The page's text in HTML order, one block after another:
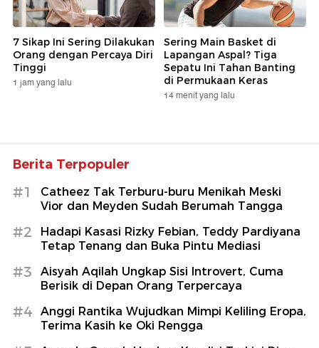
7 Sikap Ini Sering Dilakukan
Orang dengan Percaya Diri
Tinggi
1 jam yang lalu
Sering Main Basket di
Lapangan Aspal? Tiga
Sepatu Ini Tahan Banting
di Permukaan Keras
14 menit yang lalu
Berita Terpopuler
#1
Catheez Tak Terburu-buru Menikah Meski
Vior dan Meyden Sudah Berumah Tangga
#2
Hadapi Kasasi Rizky Febian, Teddy Pardiyana
Tetap Tenang dan Buka Pintu Mediasi
#3
Aisyah Aqilah Ungkap Sisi Introvert, Cuma
Berisik di Depan Orang Terpercaya
#4
Anggi Rantika Wujudkan Mimpi Keliling Eropa,
Terima Kasih ke Oki Rengga